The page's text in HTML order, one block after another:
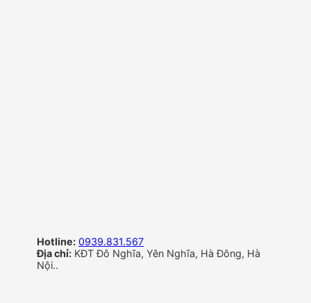
Hotline: 0939.831.567
Địa chỉ: KĐT Đô Nghĩa, Yên Nghĩa, Hà Đông, Hà
Nội..